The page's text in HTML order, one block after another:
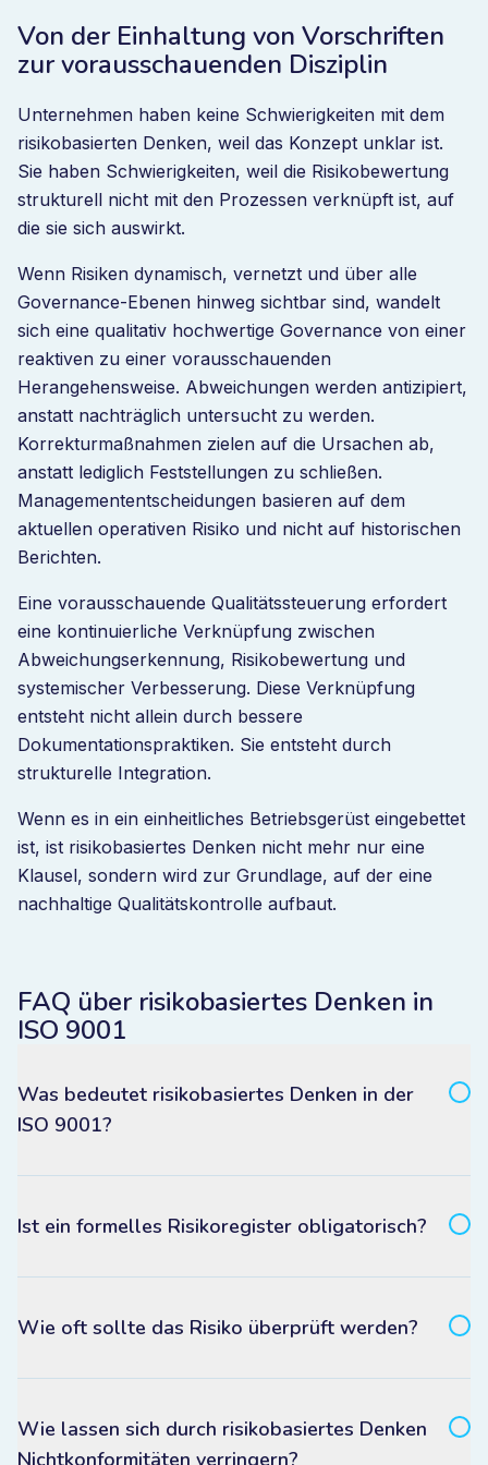
Von der Einhaltung von Vorschriften
zur vorausschauenden Disziplin
Unternehmen haben keine Schwierigkeiten mit dem
risikobasierten Denken, weil das Konzept unklar ist.
Sie haben Schwierigkeiten, weil die Risikobewertung
strukturell nicht mit den Prozessen verknüpft ist, auf
die sie sich auswirkt.
Wenn Risiken dynamisch, vernetzt und über alle
Governance-Ebenen hinweg sichtbar sind, wandelt
sich eine qualitativ hochwertige Governance von einer
reaktiven zu einer vorausschauenden
Herangehensweise. Abweichungen werden antizipiert,
anstatt nachträglich untersucht zu werden.
Korrekturmaßnahmen zielen auf die Ursachen ab,
anstatt lediglich Feststellungen zu schließen.
Managemententscheidungen basieren auf dem
aktuellen operativen Risiko und nicht auf historischen
Berichten.
Eine vorausschauende Qualitätssteuerung erfordert
eine kontinuierliche Verknüpfung zwischen
Abweichungserkennung, Risikobewertung und
systemischer Verbesserung. Diese Verknüpfung
entsteht nicht allein durch bessere
Dokumentationspraktiken. Sie entsteht durch
strukturelle Integration.
Wenn es in ein einheitliches Betriebsgerüst eingebettet
ist, ist risikobasiertes Denken nicht mehr nur eine
Klausel, sondern wird zur Grundlage, auf der eine
nachhaltige Qualitätskontrolle aufbaut.
FAQ über risikobasiertes Denken in
ISO 9001
Was bedeutet risikobasiertes Denken in der
ISO 9001?
Ist ein formelles Risikoregister obligatorisch?
Wie oft sollte das Risiko überprüft werden?
Wie lassen sich durch risikobasiertes Denken
Nichtkonformitäten verringern?